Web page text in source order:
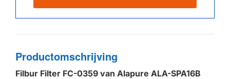
Productomschrijving
Filbur Filter FC-0359 van Alapure ALA-SPA16B